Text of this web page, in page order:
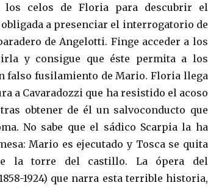
los celos de Floria para descubrir el
a presenciar el interrogatorio de
de Angelotti. Finge acceder a los
y consigue que éste permita a los
falso fusilamiento de Mario. Floria llega
a Cavaradozzi que ha resistido el acoso
obtener de él un salvoconducto que
No sabe que el sádico Scarpia la ha
Mario es ejecutado y Tosca se quita
la torre del castillo. La ópera del
1924) que narra esta terrible historia,